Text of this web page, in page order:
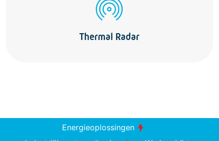
Thermal Radar
Energieoplossingen